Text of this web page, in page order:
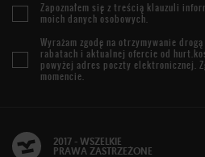
Zapoznałem się z treścią klauzuli
moich danych osobowych.
Wyrażam zgodę na otrzymywanie
rabatach i aktualnej ofercie od
powyżej adres poczty elektronicznej.
momencie.
2017 - WSZELKIE
PRAWA ZASTRZEŻONE